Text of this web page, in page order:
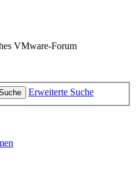
VMware-Forum
Erweiterte Suche